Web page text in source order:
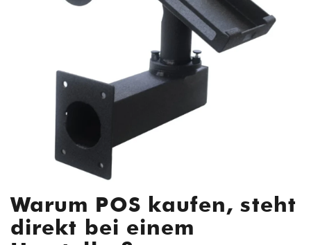
Warum POS kaufen, steht
direkt bei einem